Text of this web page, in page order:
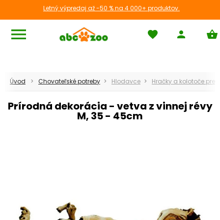
Letný výpredaj až -50 % na 4 000+ produktov.
menu favorite person shopping_basket
Teraristika
chevron_left
Úvod Chovateľské potreby Hlodavce Hračky a kolotoče pre
Prírodná dekorácia - vetva z vinnej révy
M, 35 - 45cm